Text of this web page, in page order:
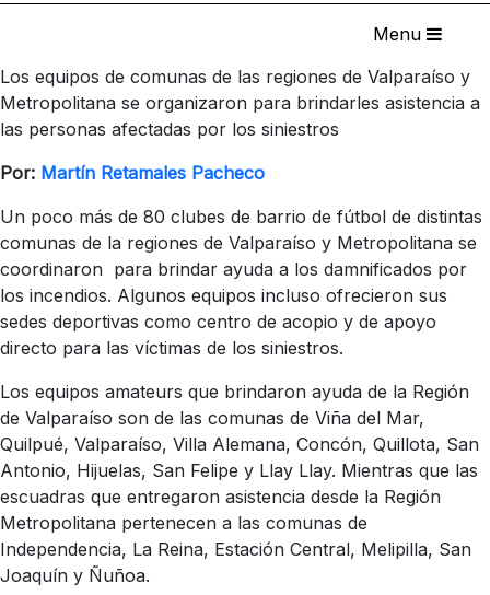
Menu
Los equipos de comunas de las regiones de Valparaíso y
Metropolitana se organizaron para brindarles asistencia a
las personas afectadas por los siniestros
Por: Martín Retamales Pacheco
Un poco más de 80 clubes de barrio de fútbol de distintas
comunas de la regiones de Valparaíso y Metropolitana se
coordinaron para brindar ayuda a los damnificados por
los incendios. Algunos equipos incluso ofrecieron sus
sedes deportivas como centro de acopio y de apoyo
directo para las víctimas de los siniestros.
Los equipos amateurs que brindaron ayuda de la Región
de Valparaíso son de las comunas de Viña del Mar,
Quilpué, Valparaíso, Villa Alemana, Concón, Quillota, San
Antonio, Hijuelas, San Felipe y Llay Llay. Mientras que las
escuadras que entregaron asistencia desde la Región
Metropolitana pertenecen a las comunas de
Independencia, La Reina, Estación Central, Melipilla, San
Joaquín y Ñuñoa.